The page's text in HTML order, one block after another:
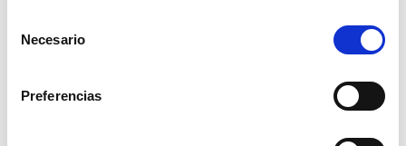
Necesario
Preferencias